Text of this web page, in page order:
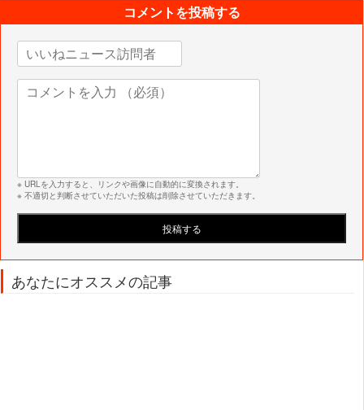
コメントを投稿する
※ URLを入力すると、リンクや画像に自動的に変換されます。
※ 不適切と判断させていただいた投稿は削除させていただきます。
あなたにオススメの記事